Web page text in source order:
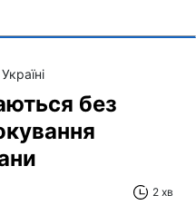
без
2 хв